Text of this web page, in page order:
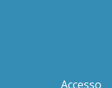
Accesso